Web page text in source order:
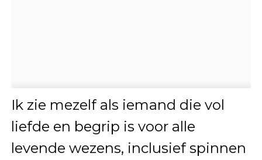
Ik zie mezelf als iemand die vol
liefde en begrip is voor alle
levende wezens, inclusief spinnen